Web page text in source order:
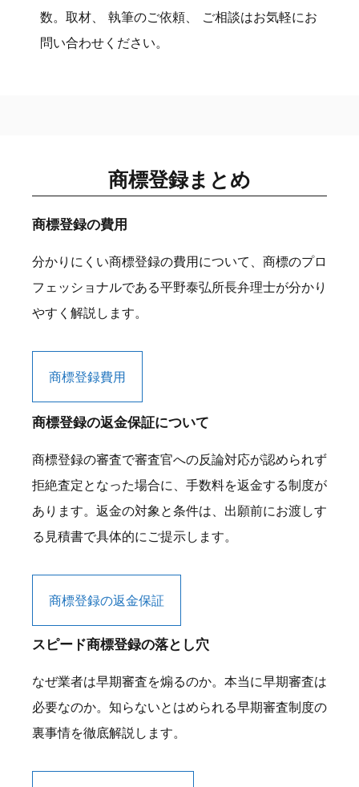
数。取材、 執筆のご依頼、 ご相談はお気軽にお
問い合わせください。
商標登録まとめ
商標登録の費用
分かりにくい商標登録の費用について、商標のプロ
フェッショナルである平野泰弘所長弁理士が分かり
やすく解説します。
商標登録費用
商標登録の返金保証について
商標登録の審査で審査官への反論対応が認められず
拒絶査定となった場合に、手数料を返金する制度が
あります。返金の対象と条件は、出願前にお渡しす
る見積書で具体的にご提示します。
商標登録の返金保証
スピード商標登録の落とし穴
なぜ業者は早期審査を煽るのか。本当に早期審査は
必要なのか。知らないとはめられる早期審査制度の
裏事情を徹底解説します。